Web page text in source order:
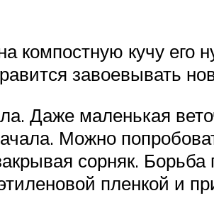
компостную кучу его
завоевывать
Даже маленькая
Можно
сорняк. Борьба
пленкой и